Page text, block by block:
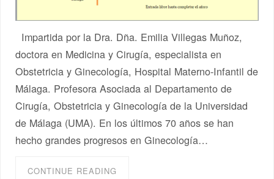
Impartida por la Dra. Dña. Emilia Villegas Muñoz,
doctora en Medicina y Cirugía, especialista en
Obstetricia y Ginecología, Hospital Materno-Infantil de
Málaga. Profesora Asociada al Departamento de
Cirugía, Obstetricia y Ginecología de la Universidad
de Málaga (UMA). En los últimos 70 años se han
hecho grandes progresos en Ginecología…
CONTINUE READING